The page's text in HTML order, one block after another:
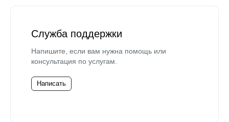
Служба поддержки
Напишите, если вам нужна помощь или
консультация по услугам.
Написать